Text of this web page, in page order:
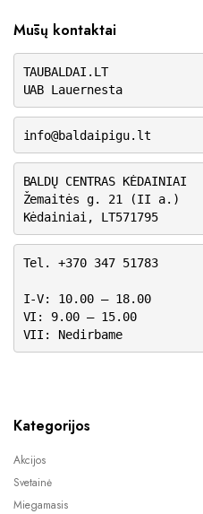
Mūsų kontaktai
TAUBALDAI.LT
UAB Lauernesta
info@baldaipigu.lt
BALDŲ CENTRAS KĖDAINIAI
Žemaitės g. 21 (II a.)
Kėdainiai, LT571795
Tel. +370 347 51783
I-V: 10.00 – 18.00
VI: 9.00 – 15.00
VII: Nedirbame
Kategorijos
Akcijos
Svetainė
Miegamasis